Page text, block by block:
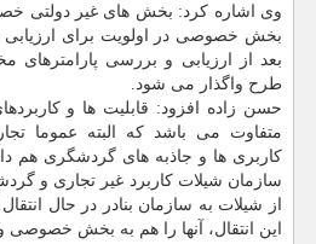
وی اشاره كرد: بخش های غیر دولتی
بخش خصوصی در اولویت برای ارزیابی
بعد از ارزیابی و بررسی پارامترهای
طرح واگذار می شود.
حسن زاده افزود: قابلیت ها و
متفاوت می باشد كه البته عموما
كاربری ها و جاذبه های گردشگری هم
سازمان شیلات كاربرد غیر تجاری و
از شیلات به سازمان بنادر در حال
این انتقال، آنها را هم به بخش خصوصی